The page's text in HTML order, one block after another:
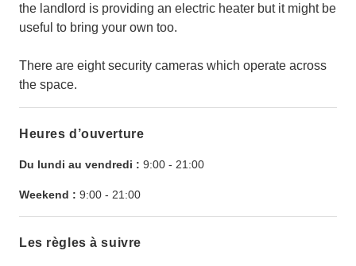
the landlord is providing an electric heater but it might be
useful to bring your own too.
There are eight security cameras which operate across
the space.
Heures d’ouverture
Du lundi au vendredi : 9:00 - 21:00
Weekend : 9:00 - 21:00
Les règles à suivre